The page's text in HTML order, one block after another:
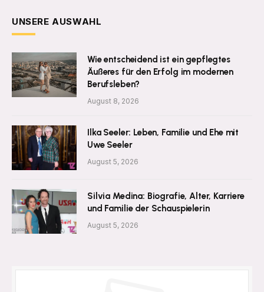
UNSERE AUSWAHL
Wie entscheidend ist ein gepflegtes
Äußeres für den Erfolg im modernen
Berufsleben?
August 8, 2026
Ilka Seeler: Leben, Familie und Ehe mit
Uwe Seeler
August 5, 2026
Silvia Medina: Biografie, Alter, Karriere
und Familie der Schauspielerin
August 5, 2026